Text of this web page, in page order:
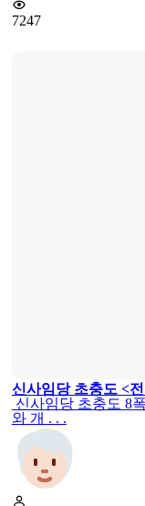
7247
신사임당 초충도 <
신사임당 초충도
와 개 . . .